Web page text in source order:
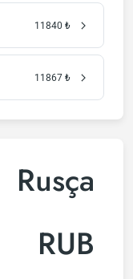
11840 ₺
11867 ₺
Rusça
RUB